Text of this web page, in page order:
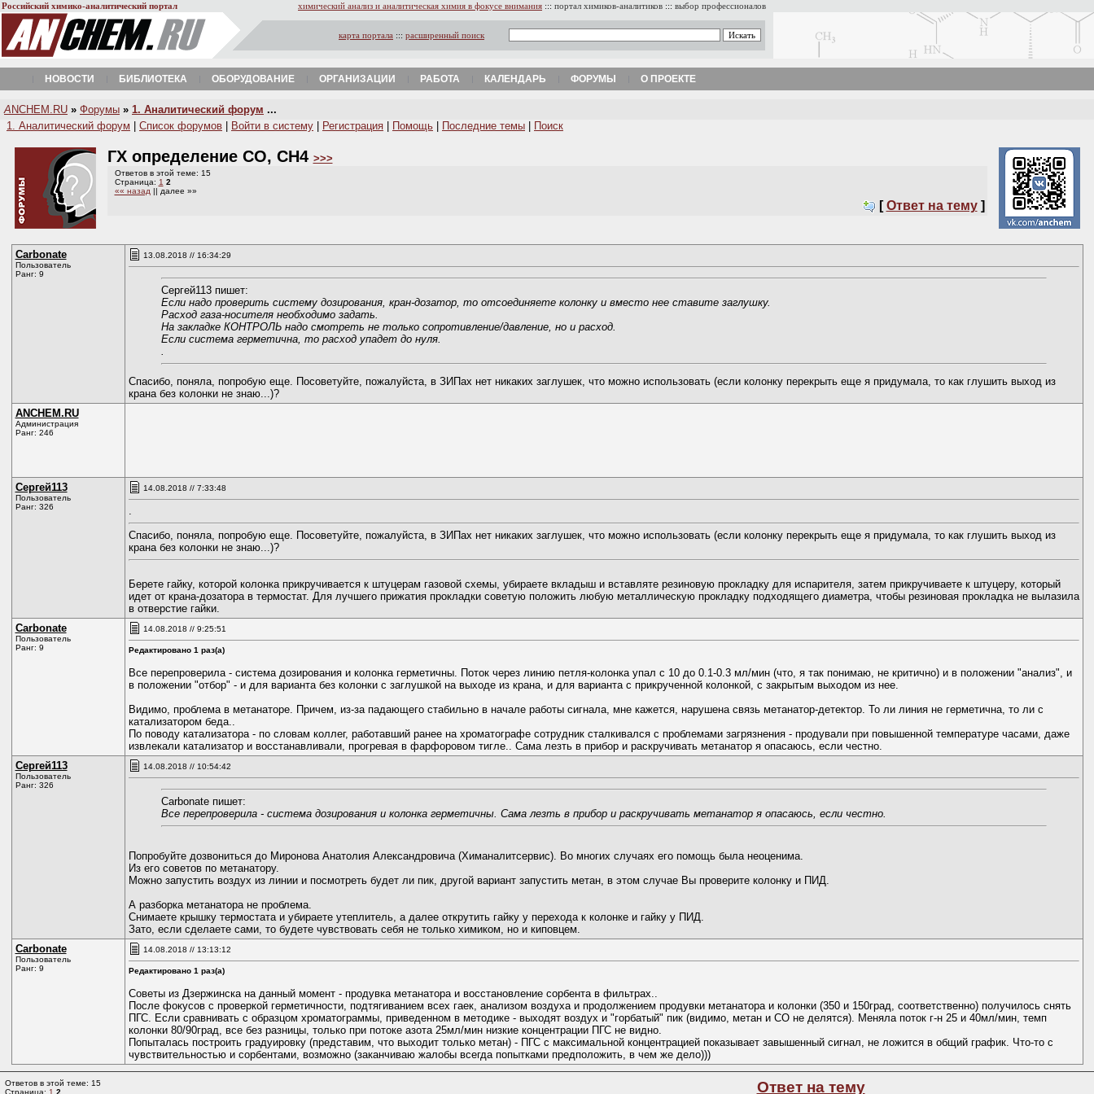
Российский химико-аналитический портал химический анализ и аналитическая химия в фокусе внимания ::: портал химиков-аналитиков ::: выбор профессионалов
карта портала ::: расширенный поиск
НОВОСТИ БИБЛИОТЕКА ОБОРУДОВАНИЕ ОРГАНИЗАЦИИ РАБОТА КАЛЕНДАРЬ ФОРУМЫ О ПРОЕКТЕ
A NCHEM.RU » Форумы » 1. Аналитический форум ...
1. Аналитический форум
Список форумов Войти в систему Регистрация Помощь Последние темы Поиск
ГХ определение СО, СН4 >>>
Ответов в этой теме: 15
Страница: 1 2
«« назад || далее »»
[ Ответ на тему ]
Carbonate
Пользователь
Ранг: 9
13.08.2018 // 16:34:29
Сергей113 пишет:
Если надо проверить систему дозирования, кран-дозатор, то отсоединяете колонку и вместо нее ставите заглушку.
Расход газа-носителя необходимо задать.
На закладке КОНТРОЛЬ надо смотреть не только сопротивление/давление, но и расход.
Если система герметична, то расход упадет до нуля.
.
Спасибо, поняла, попробую еще. Посоветуйте, пожалуйста, в ЗИПах нет никаких заглушек, что можно использовать (если колонку перекрыть еще я придумала, то как глушить выход из
крана без колонки не знаю...)?
ANCHEM.RU
Администрация
Ранг: 246
Сергей113
Пользователь
Ранг: 326
14.08.2018 // 7:33:48
.
Спасибо, поняла, попробую еще. Посоветуйте, пожалуйста, в ЗИПах нет никаких заглушек, что можно использовать (если колонку перекрыть еще я придумала, то как глушить выход из
крана без колонки не знаю...)?
Берете гайку, которой колонка прикручивается к штуцерам газовой схемы, убираете вкладыш и вставляте резиновую прокладку для испарителя, затем прикручиваете к штуцеру, который
идет от крана-дозатора в термостат. Для лучшего прижатия прокладки советую положить любую металлическую прокладку подходящего диаметра, чтобы резиновая прокладка не вылазила
в отверстие гайки.
Carbonate
Пользователь
Ранг: 9
14.08.2018 // 9:25:51
Редактировано 1 раз(а)
Все перепроверила - система дозирования и колонка герметичны. Поток через линию петля-колонка упал с 10 до 0.1-0.3 мл/мин (что, я так понимаю, не критично) и в положении "анализ", и
в положении "отбор" - и для варианта без колонки с заглушкой на выходе из крана, и для варианта с прикрученной колонкой, с закрытым выходом из нее.
Видимо, проблема в метанаторе. Причем, из-за падающего стабильно в начале работы сигнала, мне кажется, нарушена связь метанатор-детектор. То ли линия не герметична, то ли с
катализатором беда..
По поводу катализатора - по словам коллег, работавший ранее на хроматографе сотрудник сталкивался с проблемами загрязнения - продували при повышенной температуре часами, даже
извлекали катализатор и восстанавливали, прогревая в фарфоровом тигле.. Сама лезть в прибор и раскручивать метанатор я опасаюсь, если честно.
Сергей113
Пользователь
Ранг: 326
14.08.2018 // 10:54:42
Carbonate пишет:
Все перепроверила - система дозирования и колонка герметичны. Сама лезть в прибор и раскручивать метанатор я опасаюсь, если честно.
Попробуйте дозвониться до Миронова Анатолия Александровича (Химаналитсервис). Во многих случаях его помощь была неоценима.
Из его советов по метанатору.
Можно запустить воздух из линии и посмотреть будет ли пик, другой вариант запустить метан, в этом случае Вы проверите колонку и ПИД.
А разборка метанатора не проблема.
Снимаете крышку термостата и убираете утеплитель, а далее открутить гайку у перехода к колонке и гайку у ПИД.
Зато, если сделаете сами, то будете чувствовать себя не только химиком, но и киповцем.
Carbonate
Пользователь
Ранг: 9
14.08.2018 // 13:13:12
Редактировано 1 раз(а)
Советы из Дзержинска на данный момент - продувка метанатора и восстановление сорбента в фильтрах..
После фокусов с проверкой герметичности, подтягиванием всех гаек, анализом воздуха и продолжением продувки метанатора и колонки (350 и 150град, соответственно) получилось снять
ПГС. Если сравнивать с образцом хроматограммы, приведенном в методике - выходят воздух и "горбатый" пик (видимо, метан и СО не делятся). Меняла поток г-н 25 и 40мл/мин, темп
колонки 80/90град, все без разницы, только при потоке азота 25мл/мин низкие концентрации ПГС не видно.
Попыталась построить градуировку (представим, что выходит только метан) - ПГС с максимальной концентрацией показывает завышенный сигнал, не ложится в общий график. Что-то с
чувствительностью и сорбентами, возможно (заканчиваю жалобы всегда попытками предположить, в чем же дело)))
Ответов в этой теме: 15
Страница: 1 2 Ответ на тему